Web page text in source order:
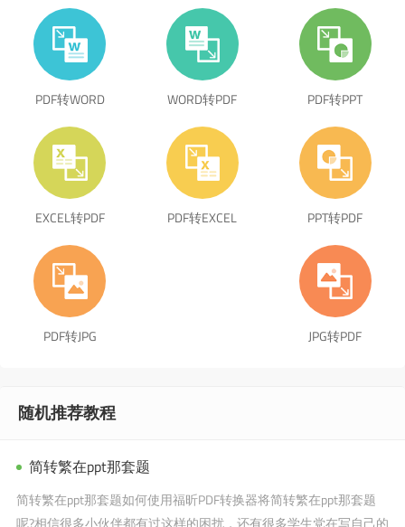
PDF转WORD WORD转PDF PDF转PPT
EXCEL转PDF PDF转EXCEL PPT转PDF
PDF转JPG JPG转PDF
随机推荐教程
简转繁在ppt那套题
简转繁在ppt那套题如何使用福昕PDF转换器将简转繁在ppt那套题
呢?相信很多小伙伴都有过这样的困扰，还有很多学生党在写自己的